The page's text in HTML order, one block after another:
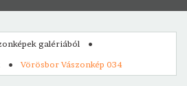
galériából
Vörösbor Vászonkép 034